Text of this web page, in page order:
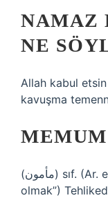
NAMAZ
NE
Allah kabul etsin
kavuşma
(ﻣﺄﻣﻮﻥ) sıf. (Ar. emn, “güvende olmak, korkusuz
olmak”)